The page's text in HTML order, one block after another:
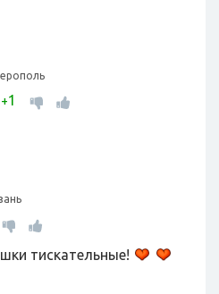
+1
тискательные!